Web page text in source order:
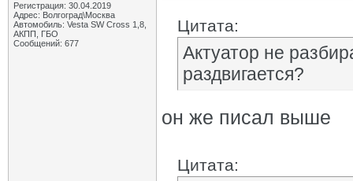
Регистрация: 30.04.2019
Адрес: Волгоград\Москва
Автомобиль: Vesta SW Cross 1,8,
АКПП, ГБО
Сообщений: 677
Цитата:
Актуатор не
раздвигается?
он же писал выше
Цитата: